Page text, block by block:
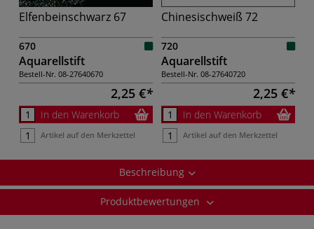
Elfenbeinschwarz 67
670
Aquarellstift
Bestell-Nr. 08-27640670
2,25 €
In den Warenkorb
Artikel auf den Merkzettel
Chinesischweiß 72
720
Aquarellstift
Bestell-Nr. 08-27640720
2,25 €
In den Warenkorb
Artikel auf den Merkzettel
Beschreibung
Produktbewertungen